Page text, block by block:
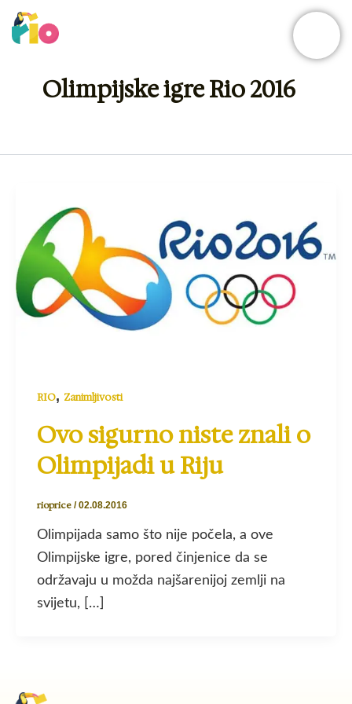
Skip
to
Olimpijske igre Rio 2016
RIO, Zanimljivosti
Ovo sigurno niste znali o
Olimpijadi u Riju
rioprice /02.08.2016
Olimpijada samo što nije počela, a ove
Olimpijske igre, pored činjenice da se
održavaju u možda najšarenijoj zemlji na
svijetu, […]